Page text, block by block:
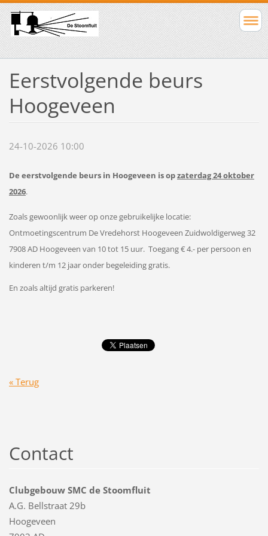
Eerstvolgende beurs
Hoogeveen
24-10-2026 10:00
De eerstvolgende beurs in Hoogeveen is opzaterdag 24 oktober
2026.
Zoals gewoonlijk weer op onze gebruikelijke locatie:
Ontmoetingscentrum De Vredehorst Hoogeveen Zuidwoldigerweg 32
7908 AD Hoogeveen van 10 tot 15 uur. Toegang € 4.- per persoon en
kinderen t/m 12 jaar onder begeleiding gratis.
En zoals altijd gratis parkeren!
« Terug
Contact
Clubgebouw SMC de Stoomfluit
A.G. Bellstraat 29b
Hoogeveen